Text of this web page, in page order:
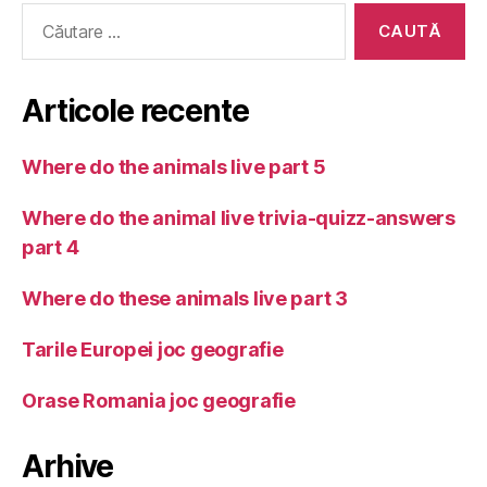
după:
Articole recente
Where do the animals live part 5
Where do the animal live trivia-quizz-answers
part 4
Where do these animals live part 3
Tarile Europei joc geografie
Orase Romania joc geografie
Arhive